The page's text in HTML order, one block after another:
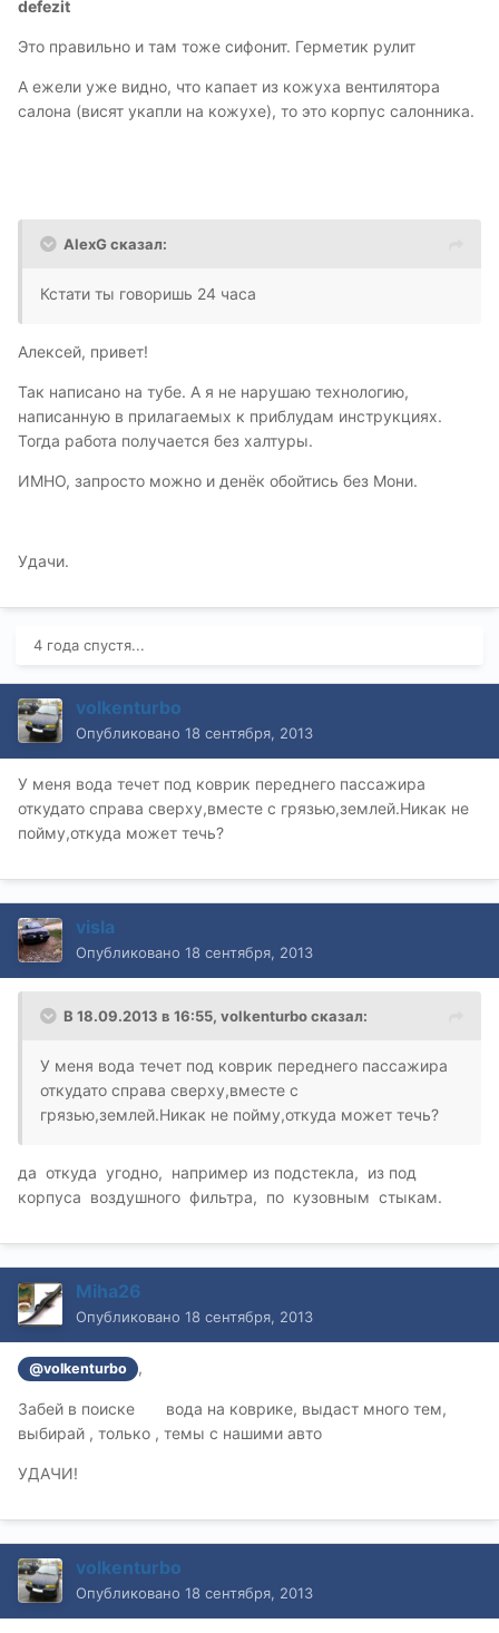
defezit
Это правильно и там тоже сифонит. Герметик рулит
А ежели уже видно, что капает из кожуха вентилятора
салона (висят укапли на кожухе), то это корпус салонника.
AlexG сказал:
Кстати ты говоришь 24 часа
Алексей, привет!
Так написано на тубе. А я не нарушаю технологию,
написанную в прилагаемых к приблудам инструкциях.
Тогда работа получается без халтуры.
ИМНО, запросто можно и денёк обойтись без Мони.
Удачи.
4 года спустя...
volkenturbo
Опубликовано 18 сентября, 2013
У меня вода течет под коврик переднего пассажира
откудато справа сверху,вместе с грязью,землей.Никак не
пойму,откуда может течь?
visla
Опубликовано 18 сентября, 2013
В 18.09.2013 в 16:55, volkenturbo сказал:
У меня вода течет под коврик переднего пассажира
откудато справа сверху,вместе с
грязью,землей.Никак не пойму,откуда может течь?
да откуда угодно, например из подстекла, из под
корпуса воздушного фильтра, по кузовным стыкам.
Miha26
Опубликовано 18 сентября, 2013
@volkenturbo ,
Забей в поиске вода на коврике, выдаст много тем,
выбирай , только , темы с нашими авто
УДАЧИ!
volkenturbo
Опубликовано 18 сентября, 2013